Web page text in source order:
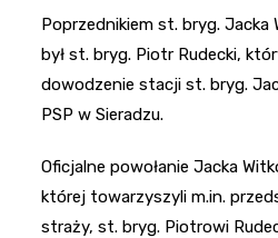
Poprzednikiem st. bryg.
był st. bryg. Piotr Rudecki,
dowodzenie stacji st. bryg.
PSP w Sieradzu.
Oficjalne powołanie Jacka
której towarzyszyli m.in.
straży, st. bryg. Piotrowi